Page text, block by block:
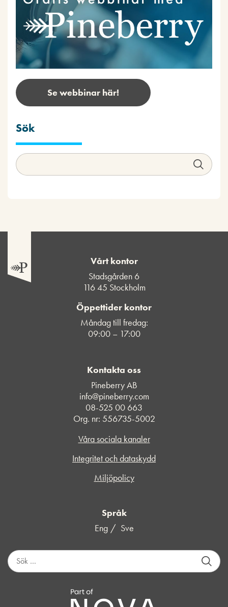
Se webbinar här!
Sök
Vårt kontor
Stadsgården 6
116 45 Stockholm
Öppettider kontor
Måndag till fredag:
09:00 – 17:00
Kontakta oss
Pineberry AB
info@pineberry.com
08-525 00 663
Org. nr: 556735-5002
Våra sociala kanaler
Integritet och dataskydd
Miljöpolicy
Språk
Eng
Sve
S
ö
k